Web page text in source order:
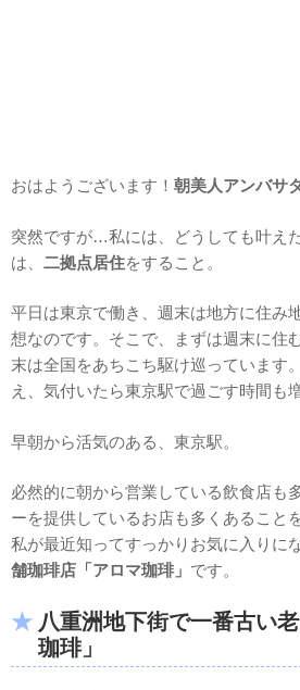
おはようございます！ 朝美人アンバサ
突然ですが…私には、どうしても叶え
は、 二拠点居住をすること。
平日は東京で働き、週末は地方に住み
想なのです。そこで、まずは週末に住
末は全国をあちこち駆け巡っています
え、気付いたら東京駅で過ごす時間も
早朝から活気のある、東京駅。
必然的に朝から営業している飲食店も
ーを提供しているお店も多くあること
私が最近知ってすっかりお気に入りに
舗珈琲店「アロマ珈琲」 です。
八重洲地下街で一番古い
珈琲」